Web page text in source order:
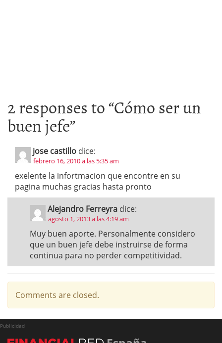
2 responses to “Cómo ser un
buen jefe”
jose castillo dice:
febrero 16, 2010 a las 5:35 am
exelente la infortmacion que encontre en su
pagina muchas gracias hasta pronto
Alejandro Ferreyra dice:
agosto 1, 2013 a las 4:19 am
Muy buen aporte. Personalmente considero
que un buen jefe debe instruirse de forma
continua para no perder competitividad.
Comments are closed.
Publicidad